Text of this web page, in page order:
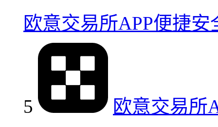
欧意交易所APP便捷
5
欧意交易所